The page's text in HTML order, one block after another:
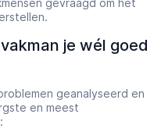
gevraagd om het
je wél goed
geanalyseerd en
en meest